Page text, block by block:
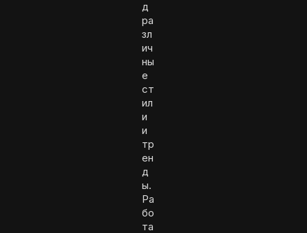
д
ра
зл
ич
ны
е
ст
ил
и
и
тр
ен
д
ы.
Ра
бо
та